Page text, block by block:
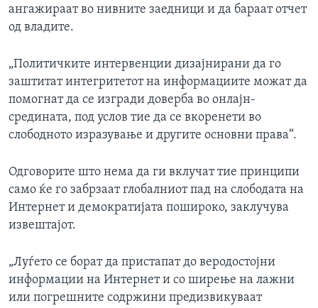
ангажираат во нивните заедници и да бараат отчет
од владите.
„Политичките интервенции дизајнирани да го
заштитат интегритетот на информациите можат да
помогнат да се изгради доверба во онлајн-
средината, под услов тие да се вкоренети во
слободното изразување и другите основни права“.
Одговорите што нема да ги вклучат тие принципи
само ќе го забрзаат глобалниот пад на слободата на
Интернет и демократијата пошироко, заклучува
извештајот.
„Луѓето се борат да пристапат до веродостојни
информации на Интернет и со ширење на лажни
или погрешните содржини предизвикуваат